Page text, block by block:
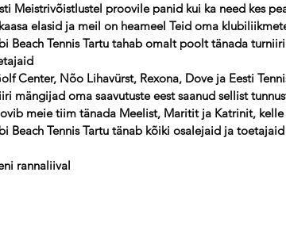
Meistrivõistlustel proovile panid kui ka need kes
elasid ja meil on heameel Teid oma
Beach Tennis Tartu tahab omalt poolt tänada
Center, Nõo Lihavürst, Rexona, Dove ja Eesti
mängijad oma saavutuste eest saanud sellist
meie tiim tänada Meelist, Maritit ja Katrinit,
Beach Tennis Tartu tänab kõiki osalejaid ja
rannaliival